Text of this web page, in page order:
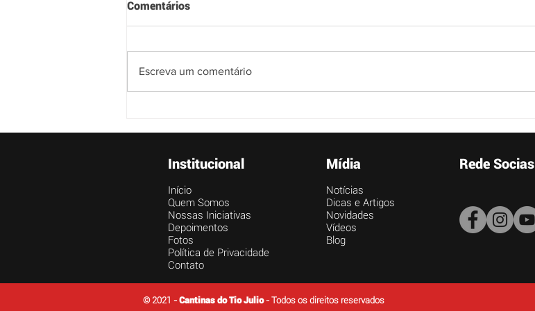
CANTINAS DO TIO JULIO, TERÃO
Comentários
Escreva um comentário
Institucional Mídia Rede Socias
Início
Quem Somos
Nossas Iniciativas
Depoimentos
Fotos
Política de Privacidade
Contato
Notícias
Dicas e Artigos
Novidades
Vídeos
Blog
© 2021 - Cantinas do Tio Julio- Todos os direitos reservados